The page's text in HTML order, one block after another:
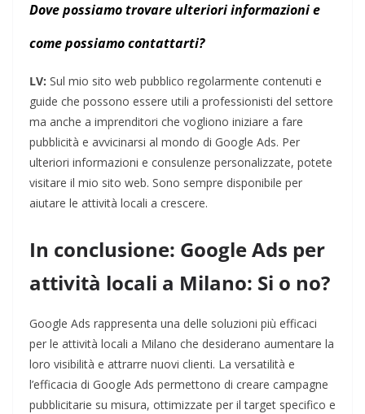
Dove possiamo trovare ulteriori informazioni e
come possiamo contattarti?
LV: Sul mio sito web pubblico regolarmente contenuti e
guide che possono essere utili a professionisti del settore
ma anche a imprenditori che vogliono iniziare a fare
pubblicità e avvicinarsi al mondo di Google Ads. Per
ulteriori informazioni e consulenze personalizzate, potete
visitare il mio sito web. Sono sempre disponibile per
aiutare le attività locali a crescere.
In conclusione: Google Ads per
attività locali a Milano: Si o no?
Google Ads rappresenta una delle soluzioni più efficaci
per le attività locali a Milano che desiderano aumentare la
loro visibilità e attrarre nuovi clienti. La versatilità e
l’efficacia di Google Ads permettono di creare campagne
pubblicitarie su misura, ottimizzate per il target specifico e